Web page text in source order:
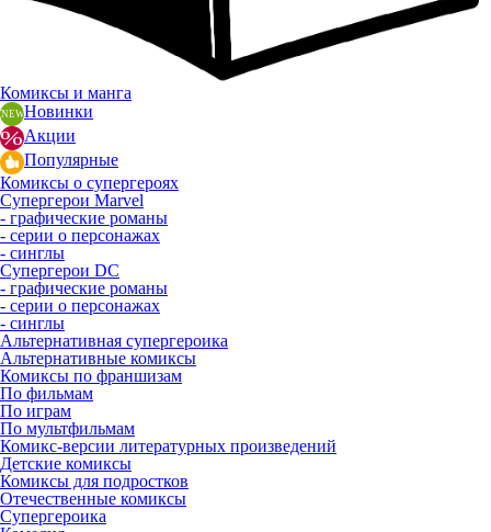
Комиксы и манга
Новинки
Акции
Популярные
Комиксы о супергероях
Супергерои Marvel
- графические романы
- серии о персонажах
- синглы
Супергерои DC
- графические романы
- серии о персонажах
- синглы
Альтернативная супергероика
Альтернативные комиксы
Комиксы по франшизам
По фильмам
По играм
По мультфильмам
Комикс-версии литературных произведений
Детские комиксы
Комиксы для подростков
Отечественные комиксы
Супергероика